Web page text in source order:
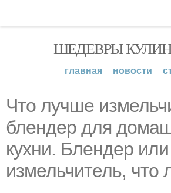
ШЕДЕВРЫ
главная новости
Что лучше
блендер для
кухни. Блендер или
измельчитель, что